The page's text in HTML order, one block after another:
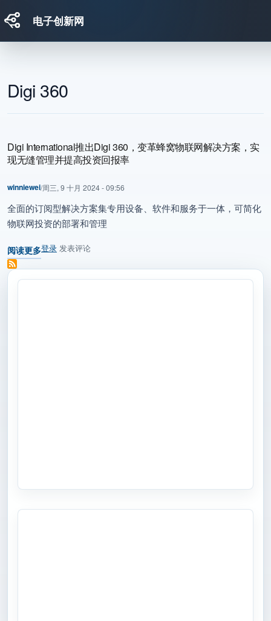
电子创新网
Digi 360
Digi International推出Digi 360，变革蜂窝物联网解决方案，实
现无缝管理并提高投资回报率
winniewei/周三, 9 十月 2024 - 09:56
全面的订阅型解决方案集专用设备、软件和服务于一体，可简化
物联网投资的部署和管理
阅读更多
关于 Digi International推出Digi 360，变革蜂窝物联网解决方案，实
登录 发表评论